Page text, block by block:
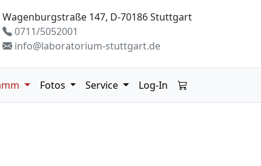
Wagenburgstraße 147, D-70186 Stuttgart
0711/5052001
info@laboratorium-stuttgart.de
Fotos Service Log-In